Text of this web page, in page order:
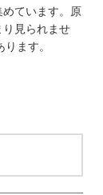
ています。原
見られませ
ます。